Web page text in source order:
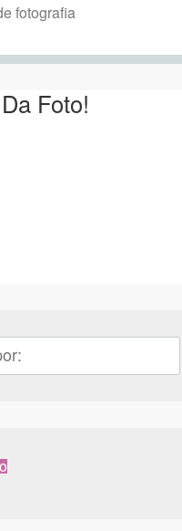
fotografia
Foto!
Portfólio